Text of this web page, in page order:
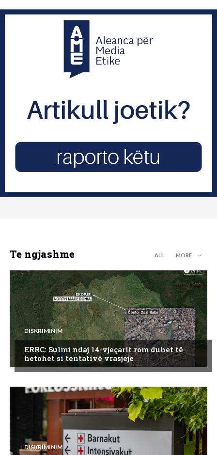
Te ngjashme ALL MORE
DISKRIMINIM
ERRC: Sulmi ndaj 14-vjeçarit rom duhet të
hetohet si tentativë vrasjeje
DISKRIMINIM